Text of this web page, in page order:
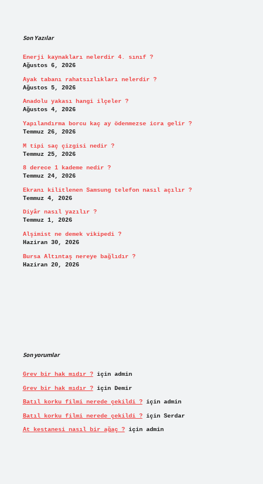
Son Yazılar
Enerji kaynakları nelerdir 4. sınıf ?
Ağustos 6, 2026
Ayak tabanı rahatsızlıkları nelerdir ?
Ağustos 5, 2026
Anadolu yakası hangi ilçeler ?
Ağustos 4, 2026
Yapılandırma borcu kaç ay ödenmezse icra gelir ?
Temmuz 26, 2026
M tipi saç çizgisi nedir ?
Temmuz 25, 2026
8 derece 1 kademe nedir ?
Temmuz 24, 2026
Ekranı kilitlenen Samsung telefon nasıl açılır ?
Temmuz 4, 2026
Diyâr nasıl yazılır ?
Temmuz 1, 2026
Alşimist ne demek vikipedi ?
Haziran 30, 2026
Bursa Altıntaş nereye bağlıdır ?
Haziran 20, 2026
Son yorumlar
Grev bir hak mıdır ?için admin
Grev bir hak mıdır ?için Demir
Batıl korku filmi nerede çekildi ?için admin
Batıl korku filmi nerede çekildi ?için Serdar
At kestanesi nasıl bir ağaç ?için admin